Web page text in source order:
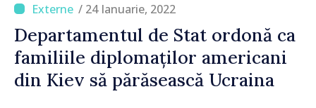
/ 24 Ianuarie, 2022
Departamentul de Stat ordonă ca
familiile diplomaților americani
din Kiev să părăsească Ucraina